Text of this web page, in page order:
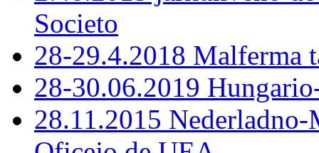
Societo
28-29.4.2018 Malferma
28-30.06.2019
28.11.2015